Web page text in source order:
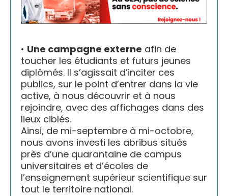
• Une campagne externe afin de
toucher les étudiants et futurs jeunes
diplômés. Il s’agissait d’inciter ces
publics, sur le point d’entrer dans la vie
active, à nous découvrir et à nous
rejoindre, avec des affichages dans des
lieux ciblés.
Ainsi, de mi-septembre à mi-octobre,
nous avons investi les abribus situés
près d’une quarantaine de campus
universitaires et d’écoles de
l’enseignement supérieur scientifique sur
tout le territoire national.